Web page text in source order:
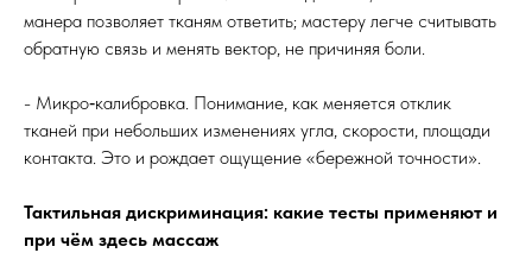
манера позволяет тканям ответить; мастеру легче считывать
обратную связь и менять вектор, не причиняя боли.
- Микро‑калибровка. Понимание, как меняется отклик
тканей при небольших изменениях угла, скорости, площади
контакта. Это и рождает ощущение «бережной точности».
Тактильная дискриминация: какие тесты применяют и
при чём здесь массаж